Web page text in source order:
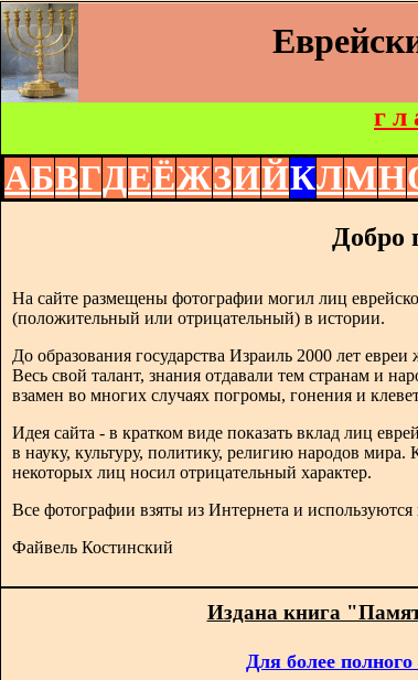
г л
АБВГДЕЁЖЗИЙКЛМН
Добро
На сайте размещены фотографии могил лиц
(положительный или отрицательный) в истории.
До образования государства Израиль 2000 лет
Весь свой талант, знания отдавали тем странам и
взамен во многих случаях погромы, гонения и
Идея сайта - в кратком виде показать вклад лиц
в науку, культуру, политику, религию народов
некоторых лиц носил отрицательный характер.
Все фотографии взяты из Интернета и используются
Файвель Костинский
Издана книга
Для более